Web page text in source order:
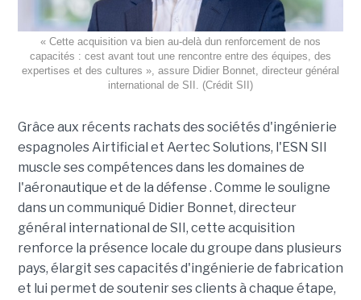
« Cette acquisition va bien au-delà dun renforcement de nos
capacités : cest avant tout une rencontre entre des équipes, des
expertises et des cultures », assure Didier Bonnet, directeur général
international de SII. (Crédit SII)
Grâce aux récents rachats des sociétés d'ingénierie
espagnoles Airtificial et Aertec Solutions, l'ESN SII
muscle ses compétences dans les domaines de
l'aéronautique et de la défense . Comme le souligne
dans un communiqué Didier Bonnet, directeur
général international de SII, cette acquisition
renforce la présence locale du groupe dans plusieurs
pays, élargit ses capacités d'ingénierie de fabrication
et lui permet de soutenir ses clients à chaque étape,